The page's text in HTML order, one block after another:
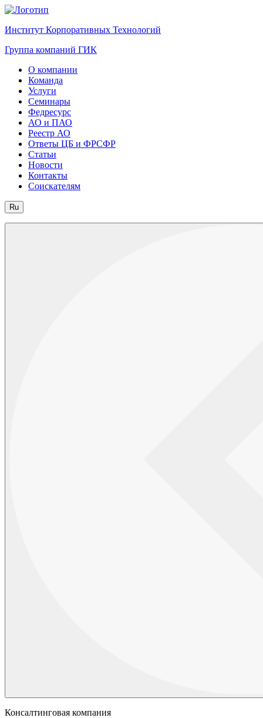
Институт Корпоративных Технологий
Группа компаний ГИК
О компании
Команда
Услуги
Семинары
Федресурс
АО и ПАО
Реестр АО
Ответы ЦБ и ФРСФР
Статьи
Новости
Контакты
Соискателям
Ru
Консалтинговая компания